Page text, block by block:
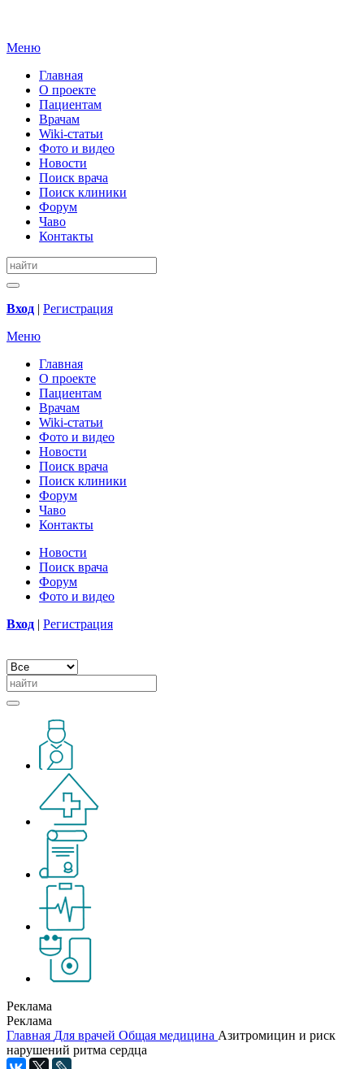
Меню
Главная
О проекте
Пациентам
Врачам
Wiki-статьи
Фото и видео
Новости
Поиск врача
Поиск клиники
Форум
Чаво
Контакты
Вход | Регистрация
Меню
Главная
О проекте
Пациентам
Врачам
Wiki-статьи
Фото и видео
Новости
Поиск врача
Поиск клиники
Форум
Чаво
Контакты
Новости
Поиск врача
Форум
Фото и видео
Вход | Регистрация
Реклама
Реклама
Главная Для врачей Общая медицина Азитромицин и риск
нарушений ритма сердца